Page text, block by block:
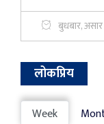
बुधबार,
लोकप्रिय
Week